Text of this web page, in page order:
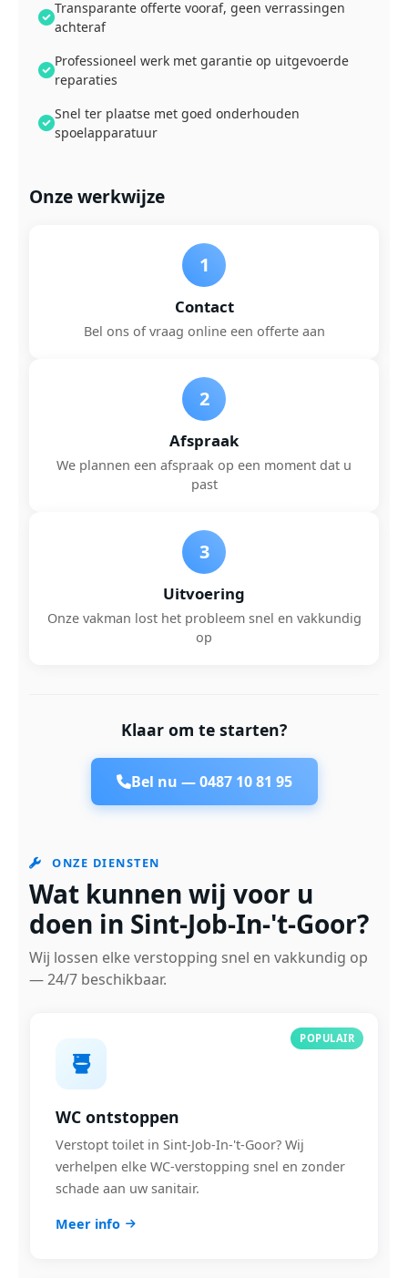
Transparante offerte vooraf, geen verrassingen
achteraf
Professioneel werk met garantie op uitgevoerde
reparaties
Snel ter plaatse met goed onderhouden
spoelapparatuur
Onze werkwijze
1
Contact
Bel ons of vraag online een offerte aan
2
Afspraak
We plannen een afspraak op een moment dat u
past
3
Uitvoering
Onze vakman lost het probleem snel en vakkundig
op
Klaar om te starten?
Bel nu —0487 10 81 95
ONZE DIENSTEN
Wat kunnen wij voor u
doen in Sint-Job-In-'t-Goor?
Wij lossen elke verstopping snel en vakkundig op
— 24/7 beschikbaar.
POPULAIR
WC ontstoppen
Verstopt toilet in Sint-Job-In-'t-Goor? Wij
verhelpen elke WC-verstopping snel en zonder
schade aan uw sanitair.
Meer info